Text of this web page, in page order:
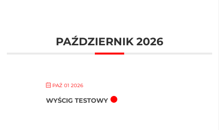
PAŹDZIERNIK 2026
PAŹ 01 2026
WYŚCIG TESTOWY